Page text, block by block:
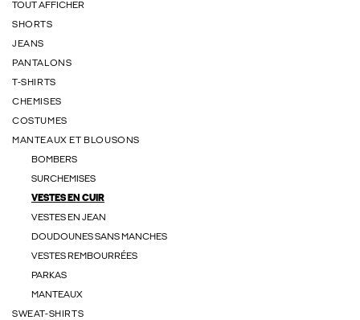
TOUT AFFICHER
SHORTS
JEANS
PANTALONS
T-SHIRTS
CHEMISES
COSTUMES
MANTEAUX ET BLOUSONS
BOMBERS
SURCHEMISES
VESTES EN CUIR
VESTES EN JEAN
DOUDOUNES SANS MANCHES
VESTES REMBOURRÉES
PARKAS
MANTEAUX
SWEAT-SHIRTS